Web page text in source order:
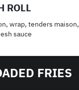
ROLL
wrap, tenders maison,
sauce
FRIES